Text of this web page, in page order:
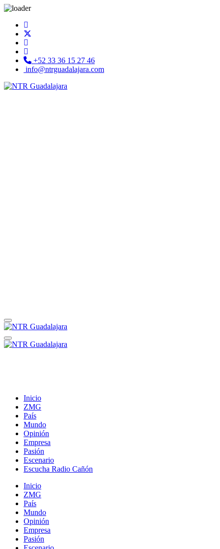
+52 33 36 15 27 46
info@ntrguadalajara.com
Inicio
ZMG
País
Mundo
Opinión
Empresa
Pasión
Escenario
Escucha Radio Cañón
Inicio
ZMG
País
Mundo
Opinión
Empresa
Pasión